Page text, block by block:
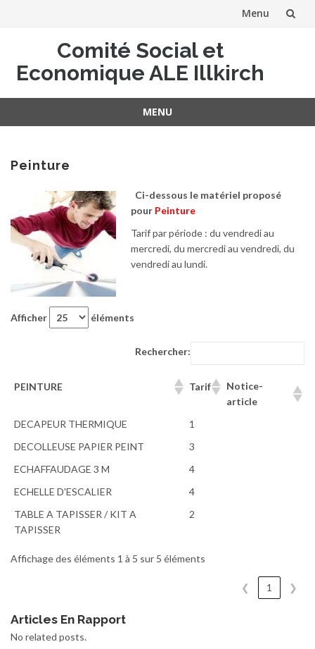
Menu
au
Comité Social et
Economique ALE Illkirch
MENU
contenu
Peinture
Ci-dessous le matériel proposé
pour Peinture
Tarif par période : du vendredi au
mercredi, du mercredi au vendredi, du
vendredi au lundi.
Afficher éléments
Rechercher:
PEINTURE Tarif
Notice-
article
DECAPEUR THERMIQUE
1
DECOLLEUSE PAPIER PEINT
3
ECHAFFAUDAGE 3 M
4
ECHELLE D'ESCALIER
4
TABLE A TAPISSER / KIT A
TAPISSER
2
Affichage des éléments 1 à 5 sur 5 éléments
❮ 1 ❯
Articles En Rapport
No related posts.